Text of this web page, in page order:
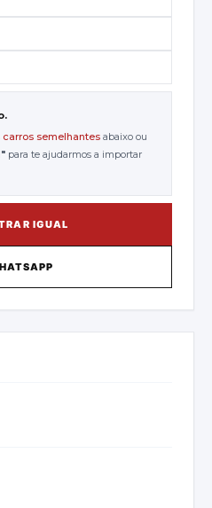
carros semelhantes abaixo ou
" para te ajudarmos a importar
IGUAL